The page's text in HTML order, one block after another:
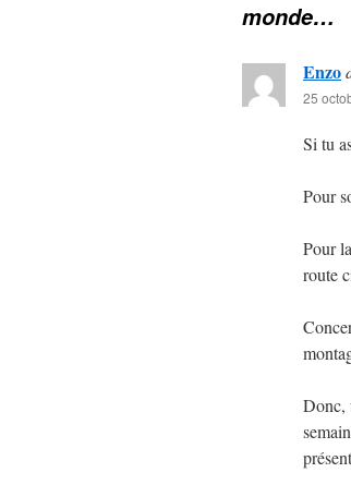
monde…
Enzo
25
Si tu
Pour
Pour
route
Donc,